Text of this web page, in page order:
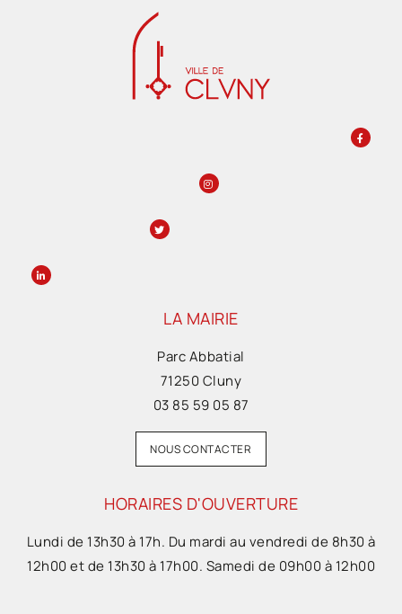
LA MAIRIE
Parc Abbatial
71250 Cluny
03 85 59 05 87
NOUS CONTACTER
HORAIRES D'OUVERTURE
Lundi de 13h30 à 17h. Du mardi au vendredi de 8h30 à
12h00 et de 13h30 à 17h00. Samedi de 09h00 à 12h00